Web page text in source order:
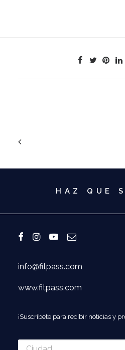
HAZ QUE
info@fitpass.com
www.fitpass.com
¡Suscríbete para recibir noticias y